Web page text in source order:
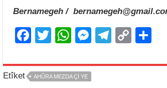
Bernamegeh /
F
c
e
T
tt
er
W
at
s
M
ss
e
T
e
C
p
ar
Etîket AHÛRA MEZDA ÇI YE